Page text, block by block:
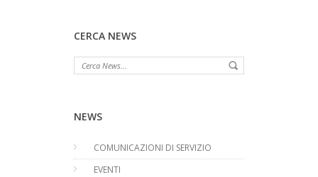
CERCA NEWS
NEWS
COMUNICAZIONI DI SERVIZIO
EVENTI